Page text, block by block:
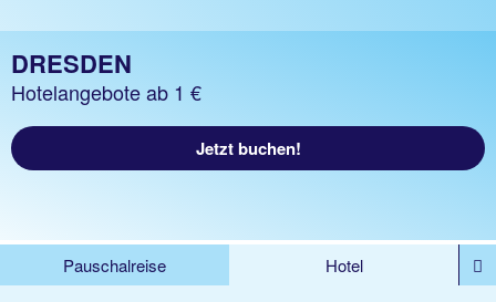
DRESDEN
Hotelangebote ab 1 €
Jetzt buchen!
Pauschalreise
Hotel